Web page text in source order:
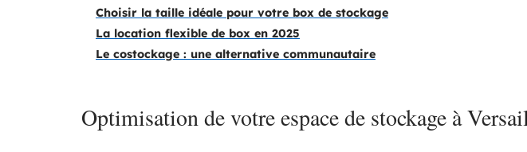
Choisir la taille idéale pour votre box de stockage
La location flexible de box en 2025
Le costockage : une alternative communautaire
Optimisation de votre espace de stockage à